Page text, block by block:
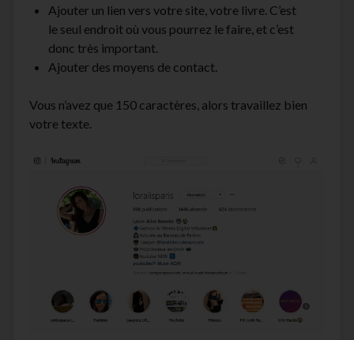
Ajouter un lien vers votre site, votre livre. C’est
le seul endroit où vous pourrez le faire, et c’est
donc très important.
Ajouter des moyens de contact.
Vous n’avez que 150 caractères, alors travaillez bien
votre texte.